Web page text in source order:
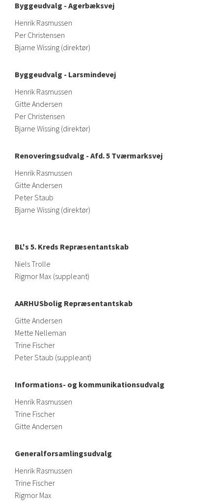
Byggeudvalg - Agerbæksvej
Henrik Rasmussen
Per Christensen
Bjarne Wissing (direktør)
Byggeudvalg - Larsmindevej
Henrik Rasmussen
Gitte Andersen
Per Christensen
Bjarne Wissing (direktør)
Renoveringsudvalg - Afd. 5 Tværmarksvej
Henrik Rasmussen
Gitte Andersen
Peter Staub
Bjarne Wissing (direktør)
BL's 5. Kreds Repræsentantskab
Niels Trolle
Rigmor Max (suppleant)
AARHUSbolig Repræsentantskab
Gitte Andersen
Mette Nelleman
Trine Fischer
Peter Staub (suppleant)
Informations- og kommunikationsudvalg
Henrik Rasmussen
Trine Fischer
Gitte Andersen
Generalforsamlingsudvalg
Henrik Rasmussen
Trine Fischer
Rigmor Max